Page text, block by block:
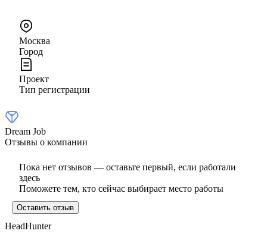
Москва
Город
Проект
Тип регистрации
Dream Job
Отзывы о компании
Пока нет отзывов — оставьте первый, если работали
здесь
Поможете тем, кто сейчас выбирает место работы
Оставить отзыв
HeadHunter